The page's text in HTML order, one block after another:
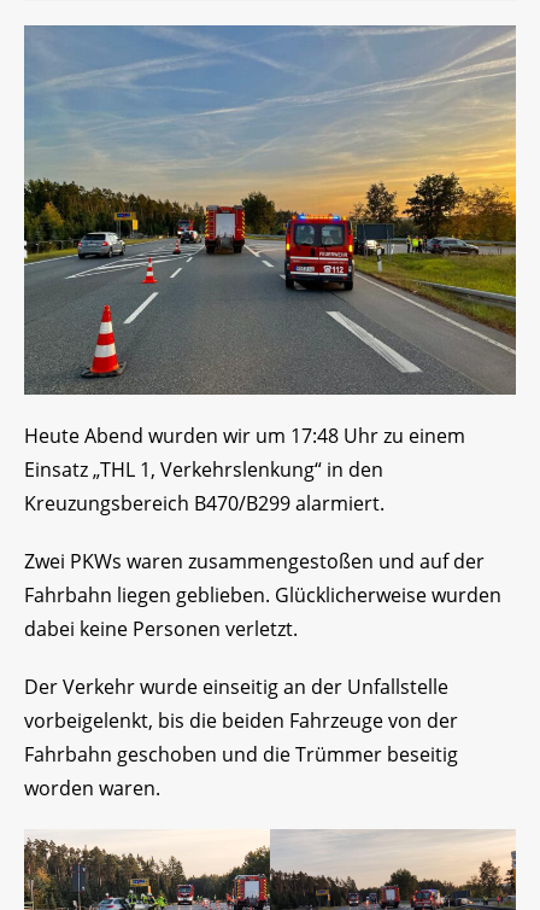
Heute Abend wurden wir um 17:48 Uhr zu einem
Einsatz „THL 1, Verkehrslenkung“ in den
Kreuzungsbereich B470/B299 alarmiert.
Zwei PKWs waren zusammengestoßen und auf der
Fahrbahn liegen geblieben. Glücklicherweise wurden
dabei keine Personen verletzt.
DerVerkehr wurde einseitig an der Unfallstelle
vorbeigelenkt, bis die beiden Fahrzeuge von der
Fahrbahn geschoben und die Trümmer beseitig
worden waren.